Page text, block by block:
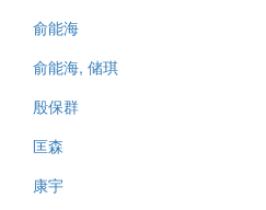
俞能海
俞能海, 储琪
殷保群
匡森
康宇